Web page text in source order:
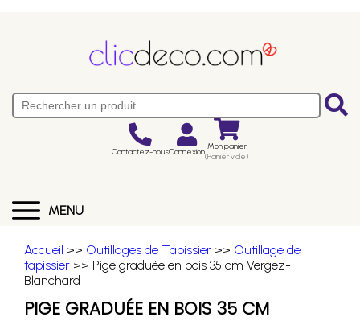
Contactez-nousConnexion Mon panier
(Panier vide)
MENU
Accueil >> Outillages de Tapissier >> Outillage de
tapissier >> Pige graduée en bois 35 cm Vergez-
Blanchard
PIGE GRADUÉE EN BOIS 35 CM